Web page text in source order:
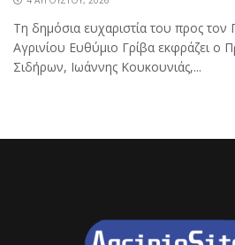
Τη δημόσια ευχαριστία του προς
Αγρινίου Ευθύμιο Γρίβα εκφράζει ο
Σιδήρων, Ιωάννης Κουκουνιάς,...